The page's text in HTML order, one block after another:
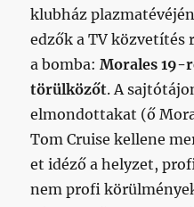
klubház
edzők a TV közvetítés
a bomba:Morales 19-
törülközőt. A
elmondottakat (ő
Tom Cruise kellene
et idéző a helyzet,
nem profi